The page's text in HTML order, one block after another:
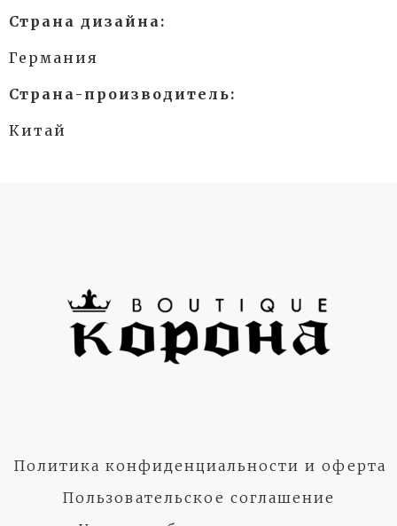
Страна дизайна:
Германия
Страна-производитель:
Китай
Политика конфиденциальности и оферта
Пользовательское соглашение